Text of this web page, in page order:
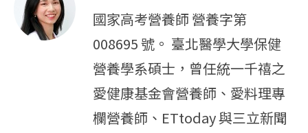
國家高考營養師 營養字第
008695 號。 臺北醫學大學保健
營養學系碩士，曾任統一千禧之
愛健康基金會營養師、愛料理專
欄營養師、ETtoday 與三立新聞